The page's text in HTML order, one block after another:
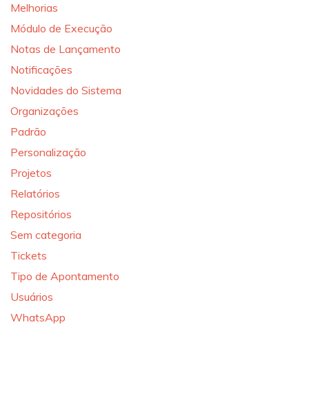
Melhorias
Módulo de Execução
Notas de Lançamento
Notificações
Novidades do Sistema
Organizações
Padrão
Personalização
Projetos
Relatórios
Repositórios
Sem categoria
Tickets
Tipo de Apontamento
Usuários
WhatsApp